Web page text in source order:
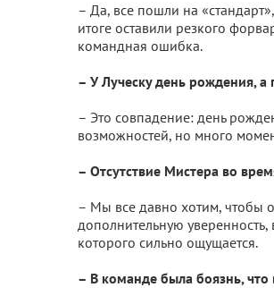
– Да, все пошли на
итоге оставили резкого
командная ошибка.
– У Луческу день рождения,
– Это совпадение: день
возможностей, но много
– Отсутствие Мистера во
– Мы все давно хотим, чтобы
дополнительную уверенность,
которого сильно ощущается.
– В команде была боязнь,